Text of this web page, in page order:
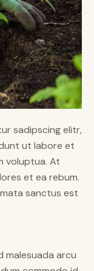
sadipscing elitr,
ut labore et
voluptua. At
et ea rebum.
sanctus est
malesuada arcu